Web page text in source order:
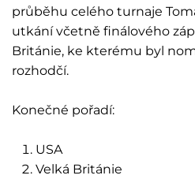
průběhu celého turnaje
utkání včetně finálového
Británie, ke kterému byl
rozhodčí.
Konečné pořadí:
USA
Velká Británie